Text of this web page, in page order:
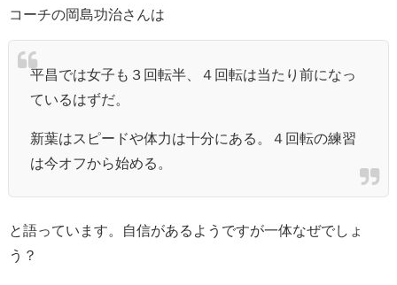
コーチの岡島功治さんは
平昌では女子も３回転半、４回転は当たり前になっ
ているはずだ。
新葉はスピードや体力は十分にある。４回転の練習
は今オフから始める。
と語っています。自信があるようですが一体なぜでしょ
う？